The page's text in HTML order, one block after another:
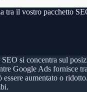
tra il vostro pacchetto
si concentra sul
Google Ads fornisce
essere aumentato o